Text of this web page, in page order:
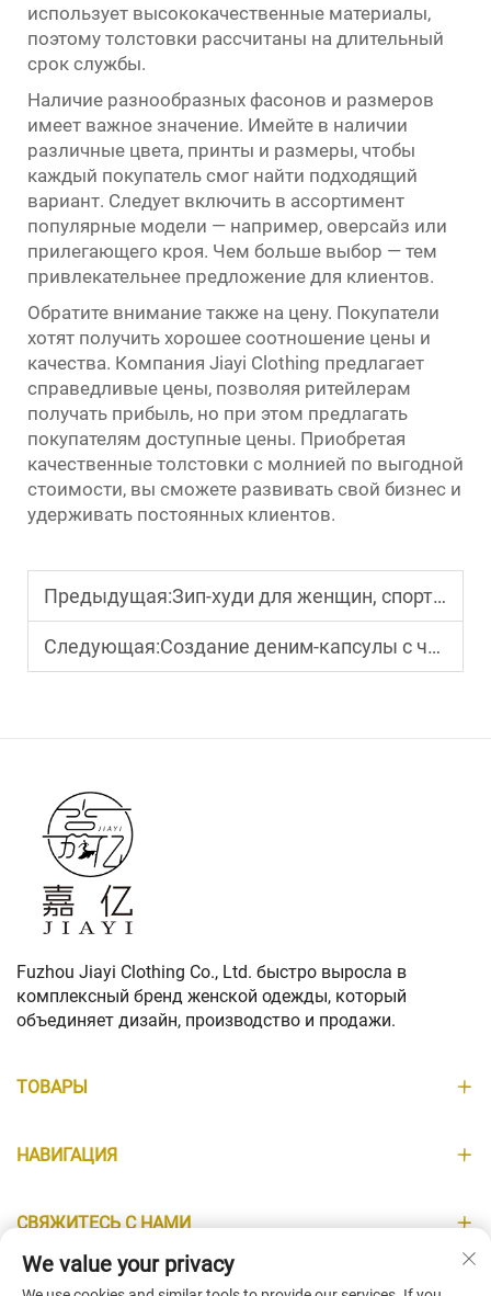
использует высококачественные материалы,
поэтому толстовки рассчитаны на длительный
срок службы.
Наличие разнообразных фасонов и размеров
имеет важное значение. Имейте в наличии
различные цвета, принты и размеры, чтобы
каждый покупатель смог найти подходящий
вариант. Следует включить в ассортимент
популярные модели — например, оверсайз или
прилегающего кроя. Чем больше выбор — тем
привлекательнее предложение для клиентов.
Обратите внимание также на цену. Покупатели
хотят получить хорошее соотношение цены и
качества. Компания Jiayi Clothing предлагает
справедливые цены, позволяя ритейлерам
получать прибыль, но при этом предлагать
покупателям доступные цены. Приобретая
качественные толстовки с молнией по выгодной
стоимости, вы сможете развивать свой бизнес и
удерживать постоянных клиентов.
Предыдущая:Зип-худи для женщин, спортивный стиль: закупка для рынка атлетической повседневной одежды
Следующая:Создание деним-капсулы с черными расклешенными джинсами в качестве ключевого продукта
Fuzhou Jiayi Clothing Co., Ltd. быстро выросла в
комплексный бренд женской одежды, который
объединяет дизайн, производство и продажи.
ТОВАРЫ
НАВИГАЦИЯ
СВЯЖИТЕСЬ С НАМИ
ИНФОРМАЦИЯ
We value your privacy